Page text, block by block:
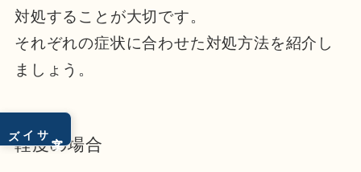
サイズ
対処することが大切です。
それぞれの症状に合わせた対処方法を紹介し
ましょう。
軽度の場合